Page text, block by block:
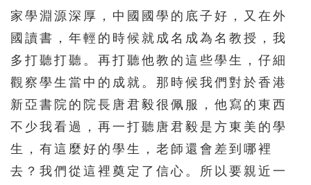
家學淵源深厚，中國國學的底子好，又在外
國讀書，年輕的時候就成名成為名教授，我
多打聽打聽。再打聽他教的這些學生，仔細
觀察學生當中的成就。那時候我們對於香港
新亞書院的院長唐君毅很佩服，他寫的東西
不少我看過，再一打聽唐君毅是方東美的學
生，有這麼好的學生，老師還會差到哪裡
去？我們從這裡奠定了信心。所以要親近一